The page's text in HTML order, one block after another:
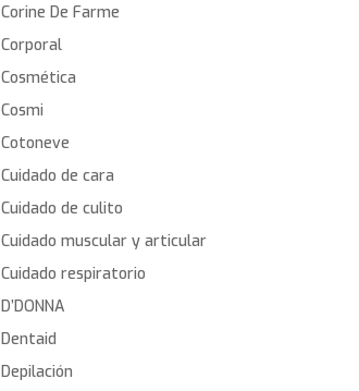
Corine De Farme
Corporal
Cosmética
Cosmi
Cotoneve
Cuidado de cara
Cuidado de culito
Cuidado muscular y articular
Cuidado respiratorio
D’DONNA
Dentaid
Depilación